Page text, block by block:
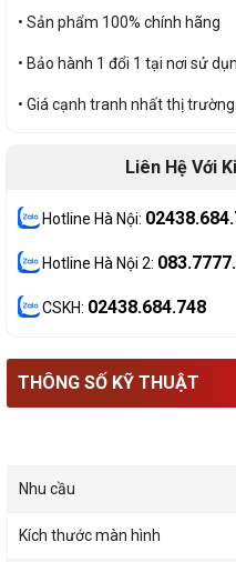
• Sản phẩm 100% chính hãng
• Bảo hành 1 đổi 1 tại nơi sử
• Giá cạnh tranh nhất thị trường
Liên Hệ Với
Hotline Hà Nội:
Hotline Hà Nội 2:
CSKH: 02438.684.748
THÔNG SỐ KỸ THUẬT
Nhu cầu
Kích thước màn hình